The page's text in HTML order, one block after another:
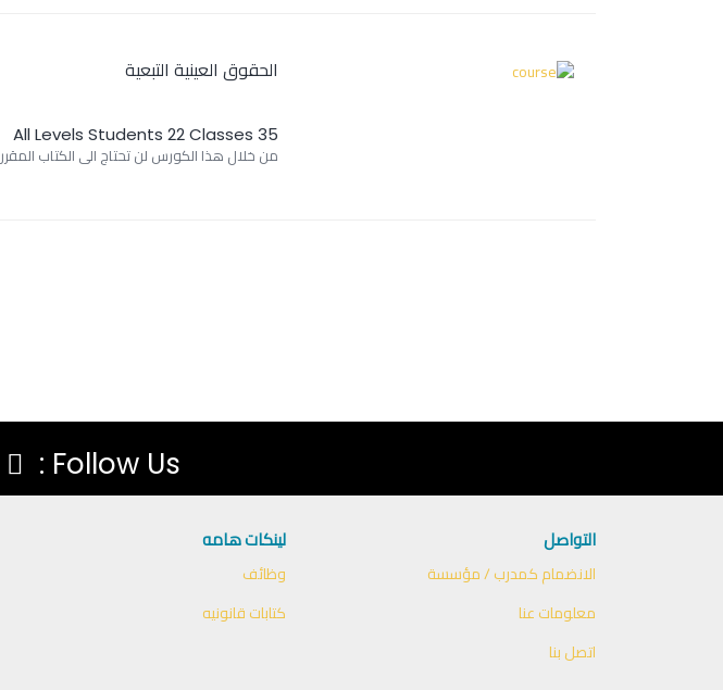
الحقوق العينية التبعية
35 Classes
22 Students
All Levels
من خلال هذا الكورس لن تحتاج الى الكتاب المقرر
Follow Us :
التواصل
الانضمام كمدرب / مؤسسة
معلومات عنا
اتصل بنا
لينكات هامه
وظائف
كتابات قانونيه